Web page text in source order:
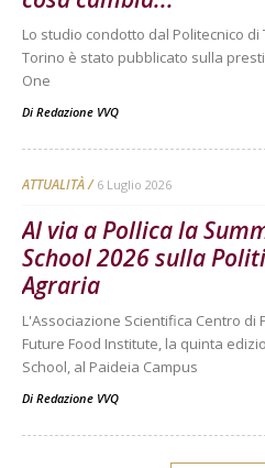
Lo studio condotto dal Politecnico di
Torino è stato pubblicato sulla
One
Di Redazione VVQ
ATTUALITÀ 6 Luglio 2026
Al via a Pollica la
School 2026 sulla
Agraria
L'Associazione Scientifica Centro di
Future Food Institute, la quinta
School, al Paideia Campus
Di Redazione VVQ